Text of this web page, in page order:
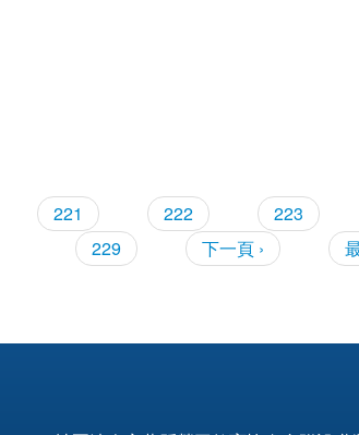
221 222 223
229
下一頁 ›